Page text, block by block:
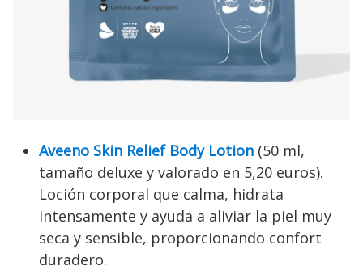
Aveeno Skin Relief Body Lotion (50 ml,
tamaño deluxe y valorado en 5,20 euros).
Loción corporal que calma, hidrata
intensamente y ayuda a aliviar la piel muy
seca y sensible, proporcionando confort
duradero.